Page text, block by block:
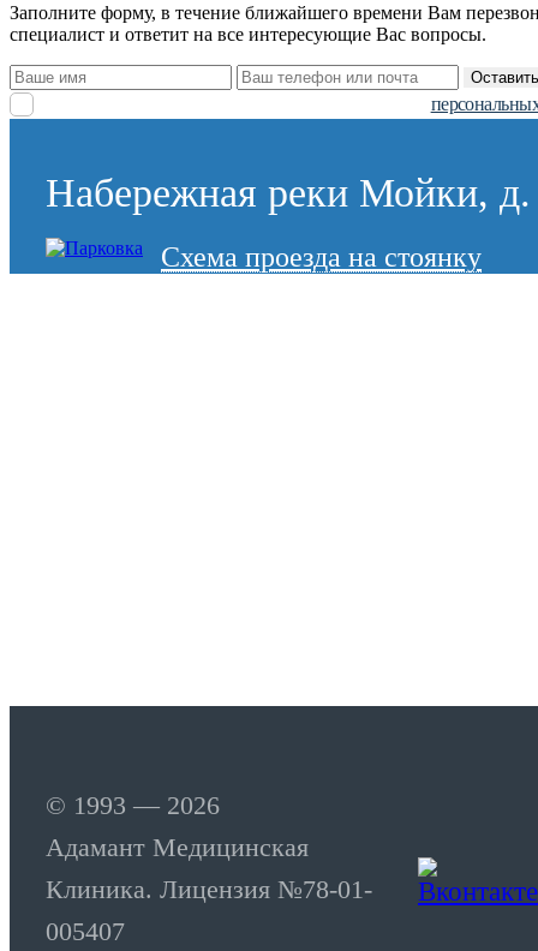
Заполните форму, в течение ближайшего времени Вам
специалист и ответит на все интересующие Вас вопросы.
Набережная реки Мойки,
Схема проезда на стоянку
© 1993 — 2026
Адамант Медицинская
Клиника. Лицензия №78-01-
005407